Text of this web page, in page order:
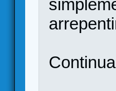
Continua